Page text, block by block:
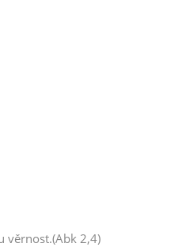
věrnost.(Abk 2,4)